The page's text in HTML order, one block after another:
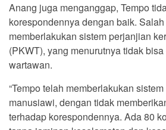
Anang juga menganggap, Tempo
korespondennya dengan baik.
memberlakukan sistem perjanjian
(PKWT), yang menurutnya tidak
wartawan.
“Tempo telah memberlakukan
manusiawi, dengan tidak
terhadap korespondennya. Ada 80